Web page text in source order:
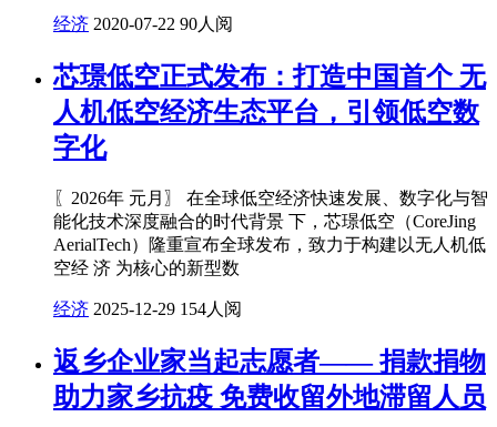
经济 2020-07-22 90人阅
芯璟低空正式发布：打造中国⾸个 ⽆
⼈机低空经济⽣态平台，引领低空数
字化
〖2026年 元⽉〗 在全球低空经济快速发展、数字化与智
能化技术深度融合的时代背景 下，芯璟低空（CoreJing
AerialTech）隆重宣布全球发布，致⼒于构建以⽆⼈机低
空经 济 为核⼼的新型数
经济 2025-12-29 154人阅
返乡企业家当起志愿者—— 捐款捐物
助力家乡抗疫 免费收留外地滞留人员